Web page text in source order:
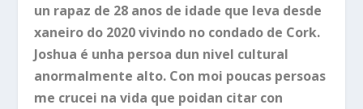
un rapaz de 28 anos de idade que leva desde
xaneiro do 2020 vivindo no condado de Cork.
Joshua é unha persoa dun nivel cultural
anormalmente alto. Con moi poucas persoas
me crucei na vida que poidan citar con